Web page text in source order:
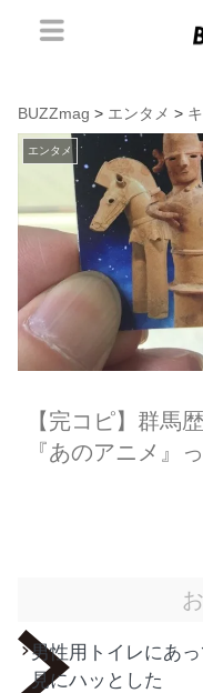
BUZZmag > エンタメ >
エンタメ
【完コピ】群馬
『あのアニメ』
男性用トイレにあ
見にハッとした